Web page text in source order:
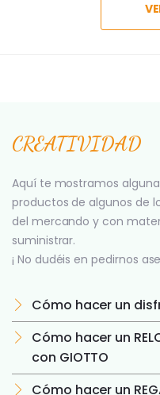
CREATIVIDAD
Aquí te mostramos
productos de algunos de
del mercando y con
suministrar.
¡ No dudéis en pedirnos
Cómo hacer un
Cómo hacer un
con GIOTTO
Cómo hacer un